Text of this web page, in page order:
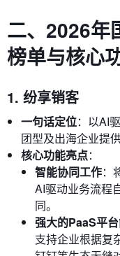
二、2026年
榜单与核心
1. 纷享销客
一句话定位：以AI
团型及出海企业提
核心功能亮点：
智能协同工作：
AI驱动业务流程
同。
强大的PaaS平
支持企业根据复